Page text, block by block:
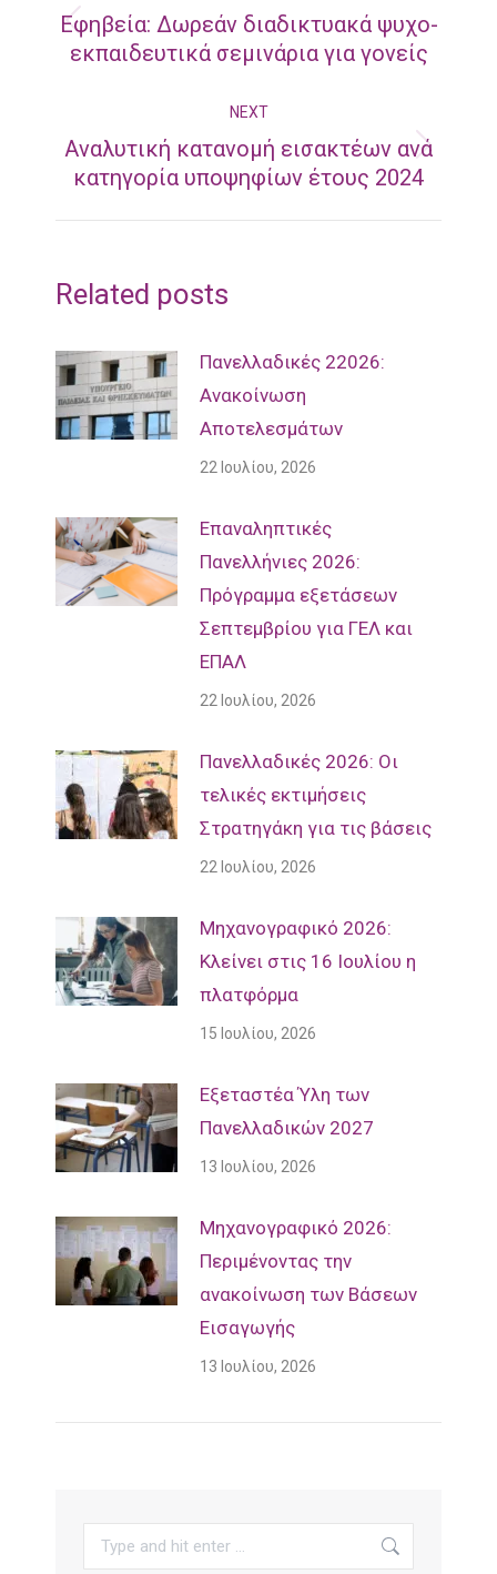
navigation
Previous
post:
Εφηβεία: Δωρεάν διαδικτυακά ψυχο-
εκπαιδευτικά σεμινάρια για γονείς
NEXT
Next
post:
Αναλυτική κατανομή εισακτέων ανά
κατηγορία υποψηφίων έτους 2024
Related posts
Πανελλαδικές 22026:
Ανακοίνωση
Αποτελεσμάτων
22 Ιουλίου, 2026
Επαναληπτικές
Πανελλήνιες 2026:
Πρόγραμμα εξετάσεων
Σεπτεμβρίου για ΓΕΛ και
ΕΠΑΛ
22 Ιουλίου, 2026
Πανελλαδικές 2026: Οι
τελικές εκτιμήσεις
Στρατηγάκη για τις βάσεις
22 Ιουλίου, 2026
Μηχανογραφικό 2026:
Κλείνει στις 16 Ιουλίου η
πλατφόρμα
15 Ιουλίου, 2026
Εξεταστέα Ύλη των
Πανελλαδικών 2027
13 Ιουλίου, 2026
Mηχανογραφικό 2026:
Περιμένοντας την
ανακοίνωση των Βάσεων
Εισαγωγής
13 Ιουλίου, 2026
Search: